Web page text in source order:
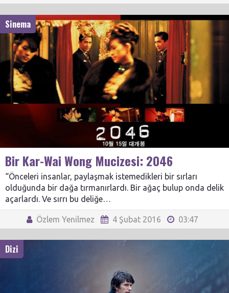
Sinema
Bir Kar-Wai Wong Mucizesi: 2046
“Önceleri insanlar, paylaşmak istemedikleri bir sırları
olduğunda bir dağa tırmanırlardı. Bir ağaç bulup onda delik
açarlardı. Ve sırrı bu deliğe…
Özlem Yenilmez 4 Şubat 2016 03:47
Dizi